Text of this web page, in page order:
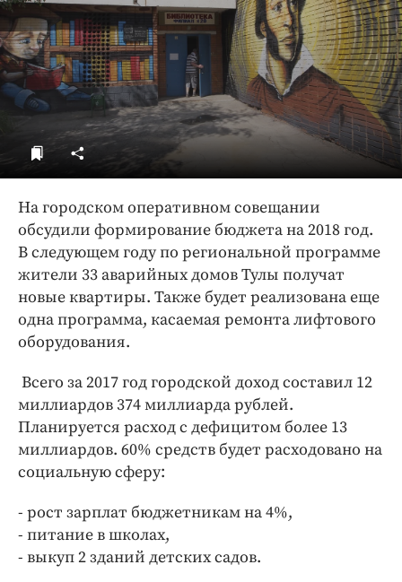
На городском оперативном совещании
обсудили формирование бюджета на 2018 год.
В следующем году по региональной программе
жители 33 аварийных домов Тулы получат
новые квартиры. Также будет реализована еще
одна программа, касаемая ремонта лифтового
оборудования.
Всего за 2017 год городской доход составил 12
миллиардов 374 миллиарда рублей.
Планируется расход с дефицитом более 13
миллиардов. 60% средств будет расходовано на
социальную сферу:
- рост зарплат бюджетникам на 4%,
- питание в школах,
- выкуп 2 зданий детских садов.